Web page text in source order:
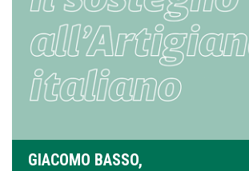
GIACOMO BASSO,